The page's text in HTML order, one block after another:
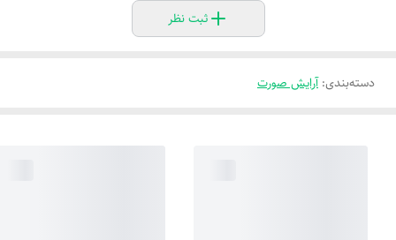
ثبت نظر
دسته‌بندی:آرایش صورت